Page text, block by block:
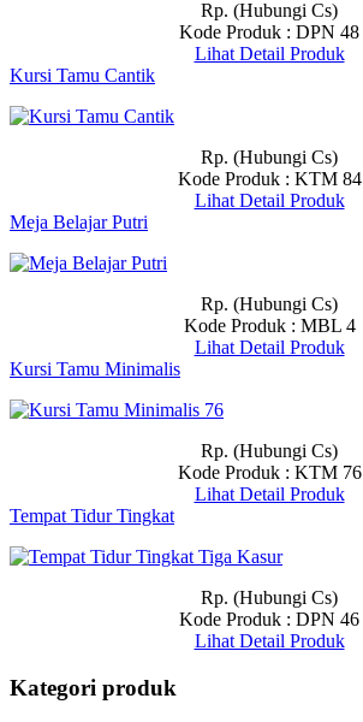
Rp. (Hubungi Cs)
Kode Produk : DPN 48
Lihat Detail Produk
Kursi Tamu Cantik
Rp. (Hubungi Cs)
Kode Produk : KTM 84
Lihat Detail Produk
Meja Belajar Putri
Rp. (Hubungi Cs)
Kode Produk : MBL 4
Lihat Detail Produk
Kursi Tamu Minimalis
Rp. (Hubungi Cs)
Kode Produk : KTM 76
Lihat Detail Produk
Tempat Tidur Tingkat
Rp. (Hubungi Cs)
Kode Produk : DPN 46
Lihat Detail Produk
Kategori produk